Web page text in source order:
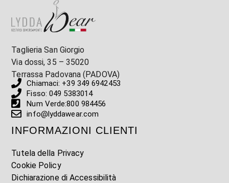
Taglieria San Giorgio
Via dossi, 35 – 35020
Terrassa Padovana (PADOVA)
Chiamaci: +39 349 6942453
Fisso: 049 5383014
Num Verde:800 984456
info@lyddawear.com
INFORMAZIONI CLIENTI
Tutela della Privacy
Cookie Policy
Dichiarazione di Accessibilità